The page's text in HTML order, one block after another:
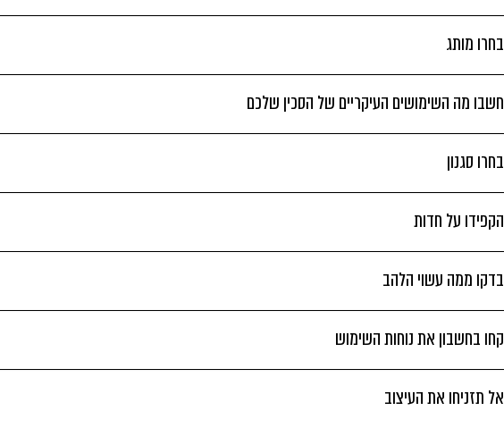
בחרו מותג
חשבו מה השימושים העיקריים של הסכין שלכם
בחרו סגנון
הקפידו על חדות
בדקו ממה עשוי הלהב
קחו בחשבון את נוחות השימוש
אל תזניחו את העיצוב